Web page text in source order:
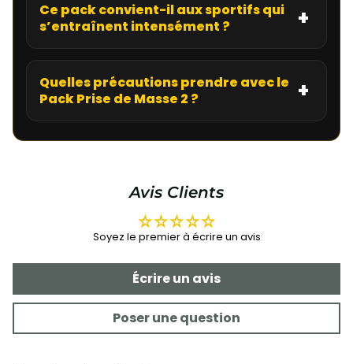
Ce pack convient-il aux sportifs qui
s’entraînent intensément ?
Quelles précautions prendre avec le
Pack Prise de Masse 2 ?
Avis Clients
Soyez le premier à écrire un avis
Écrire un avis
Poser une question